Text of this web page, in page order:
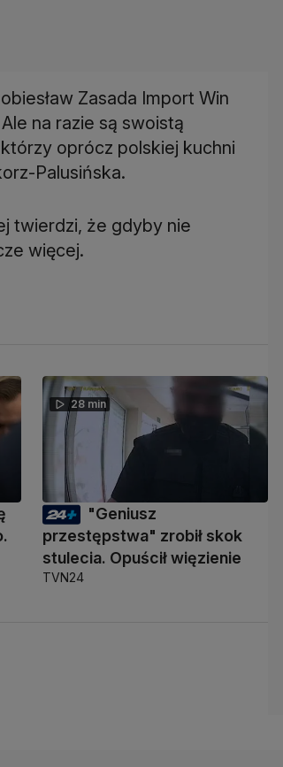
Zasada Import Win
na razie są swoistą
oprócz polskiej kuchni
Palusińska.
twierdzi, że gdyby nie
więcej.
28 min
"Geniusz
przestępstwa" zrobił skok
stulecia. Opuścił więzienie
TVN24